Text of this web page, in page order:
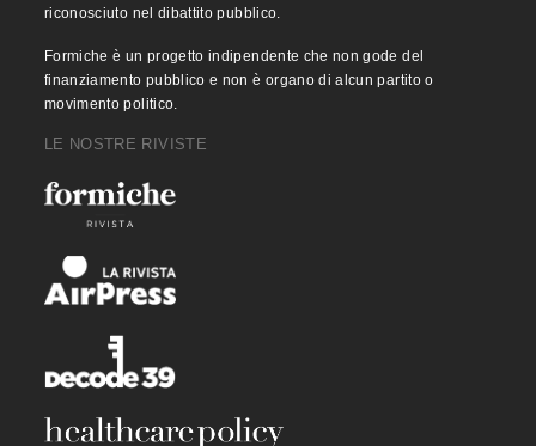
riconosciuto nel dibattito pubblico.
Formiche è un progetto indipendente che non gode del
finanziamento pubblico e non è organo di alcun partito o
movimento politico.
LE NOSTRE RIVISTE